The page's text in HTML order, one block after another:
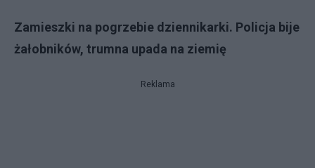
Zamieszki na pogrzebie dziennikarki. Policja bije
żałobników, trumna upada na ziemię
Reklama